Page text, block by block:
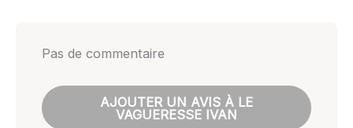
Pas de commentaire
AJOUTER UN AVIS À LE
VAGUERESSE IVAN